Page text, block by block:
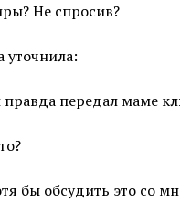
Не спросив?
уточнила:
передал маме
бы обсудить это со